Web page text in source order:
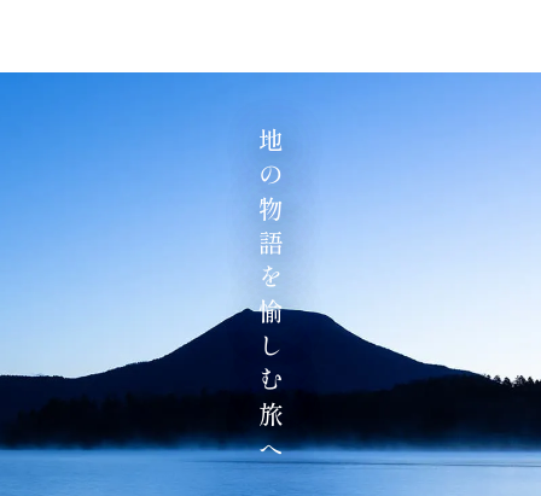
地の物語を愉しむ旅へ